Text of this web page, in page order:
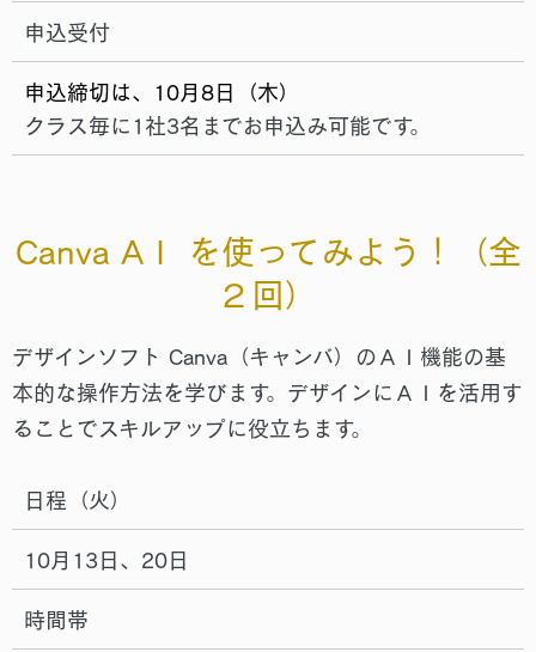
申込受付
申込締切は、10月8日（木）
クラス毎に1社3名までお申込み可能です。
Canva AＩ を使ってみよう！（全
２回）
デザインソフト Canva（キャンバ）のＡＩ機能の基
本的な操作方法を学びます。デザインにＡＩを活用す
ることでスキルアップに役立ちます。
日程（火）
10月13日、20日
時間帯